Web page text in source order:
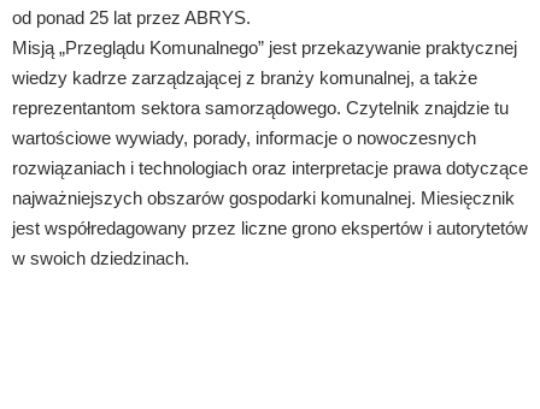
od ponad 25 lat przez ABRYS.
Misją „Przeglądu Komunalnego” jest przekazywanie praktycznej
wiedzy kadrze zarządzającej z branży komunalnej, a także
reprezentantom sektora samorządowego. Czytelnik znajdzie tu
wartościowe wywiady, porady, informacje o nowoczesnych
rozwiązaniach i technologiach oraz interpretacje prawa dotyczące
najważniejszych obszarów gospodarki komunalnej. Miesięcznik
jest współredagowany przez liczne grono ekspertów i autorytetów
w swoich dziedzinach.